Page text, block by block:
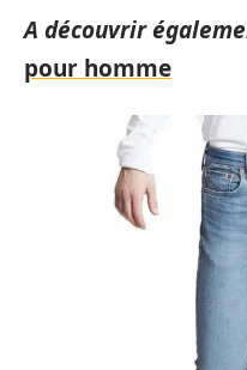
A découvrir
pour homme